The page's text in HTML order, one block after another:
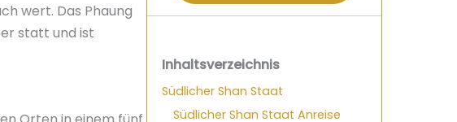
wert. Das Phaung
statt und ist
Inhaltsverzeichnis
Südlicher Shan Staat
Südlicher Shan Staat Anreise